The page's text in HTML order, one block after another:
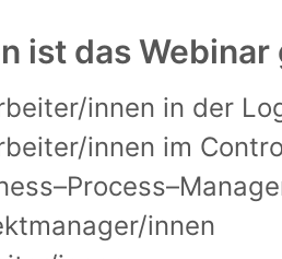
ist das
innen in der
innen im Cont
–Process–
innen